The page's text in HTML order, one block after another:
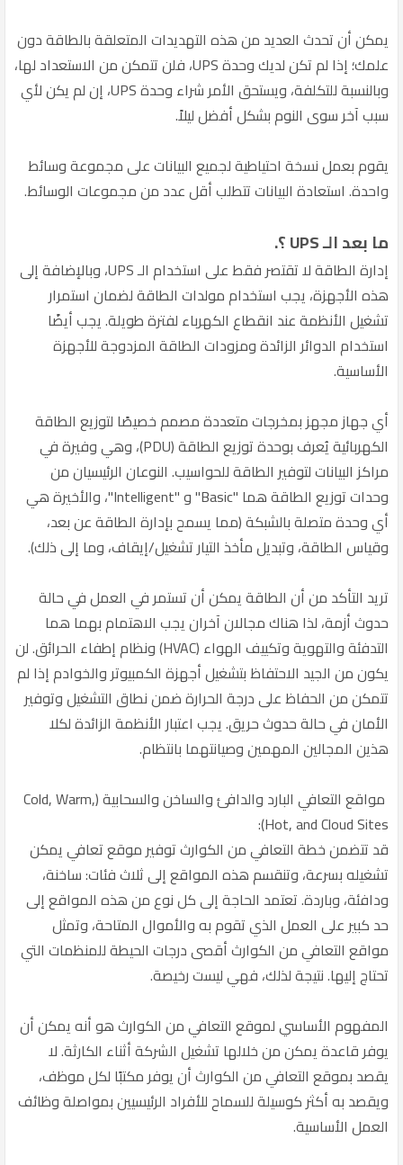
يمكن أن تحدث العديد من هذه التهديدات المتعلقة بالطاقة دون
علمك؛ إذا لم تكن لديك وحدة UPS، فلن تتمكن من الاستعداد لها،
وبالنسبة للتكلفة، ويستحق الأمر شراء وحدة UPS، إن لم يكن لأي
سبب آخر سوى النوم بشكل أفضل ليلاً.
يقوم بعمل نسخة احتياطية لجميع البيانات على مجموعة وسائط
واحدة. استعادة البيانات تتطلب أقل عدد من مجموعات الوسائط.
ما بعد الـ UPS ؟.
إدارة الطاقة لا تقتصر فقط على استخدام الـ UPS، وبالإضافة إلى
هذه الأجهزة، يجب استخدام مولدات الطاقة لضمان استمرار
تشغيل الأنظمة عند انقطاع الكهرباء لفترة طويلة. يجب أيضًا
استخدام الدوائر الزائدة ومزودات الطاقة المزدوجة للأجهزة
الأساسية.
أي جهاز مجهز بمخرجات متعددة مصمم خصيصًا لتوزيع الطاقة
الكهربائية يُعرف بوحدة توزيع الطاقة (PDU)، وهي وفيرة في
مراكز البيانات لتوفير الطاقة للحواسيب. النوعان الرئيسيان من
وحدات توزيع الطاقة هما "Basic" و "Intelligent"، والأخيرة هي
أي وحدة متصلة بالشبكة (مما يسمح بإدارة الطاقة عن بعد،
وقياس الطاقة، وتبديل مأخذ التيار تشغيل/إيقاف، وما إلى ذلك).
تريد التأكد من أن الطاقة يمكن أن تستمر في العمل في حالة
حدوث أزمة، لذا هناك مجالان آخران يجب الاهتمام بهما هما
التدفئة والتهوية وتكييف الهواء (HVAC) ونظام إطفاء الحرائق. لن
يكون من الجيد الاحتفاظ بتشغيل أجهزة الكمبيوتر والخوادم إذا لم
تتمكن من الحفاظ على درجة الحرارة ضمن نطاق التشغيل وتوفير
الأمان في حالة حدوث حريق. يجب اعتبار الأنظمة الزائدة لكلا
هذين المجالين المهمين وصيانتهما بانتظام.
مواقع التعافي البارد والدافئ والساخن والسحابية (Cold, Warm,
Hot, and Cloud Sites):
قد تتضمن خطة التعافي من الكوارث توفير موقع تعافي يمكن
تشغيله بسرعة، وتنقسم هذه المواقع إلى ثلاث فئات: ساخنة،
ودافئة، وباردة. تعتمد الحاجة إلى كل نوع من هذه المواقع إلى
حد كبير على العمل الذي تقوم به والأموال المتاحة، وتمثل
مواقع التعافي من الكوارث أقصى درجات الحيطة للمنظمات التي
تحتاج إليها. نتيجة لذلك، فهي ليست رخيصة.
المفهوم الأساسي لموقع التعافي من الكوارث هو أنه يمكن أن
يوفر قاعدة يمكن من خلالها تشغيل الشركة أثناء الكارثة. لا
يقصد بموقع التعافي من الكوارث أن يوفر مكتبًا لكل موظف،
ويقصد به أكثر كوسيلة للسماح للأفراد الرئيسيين بمواصلة وظائف
العمل الأساسية.